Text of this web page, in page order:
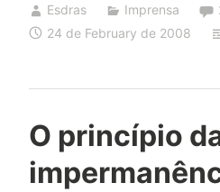
Esdras Imprensa
24 de February de 2008
O princípio